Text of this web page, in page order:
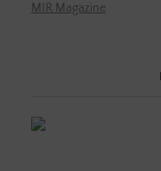
MIR Magazine